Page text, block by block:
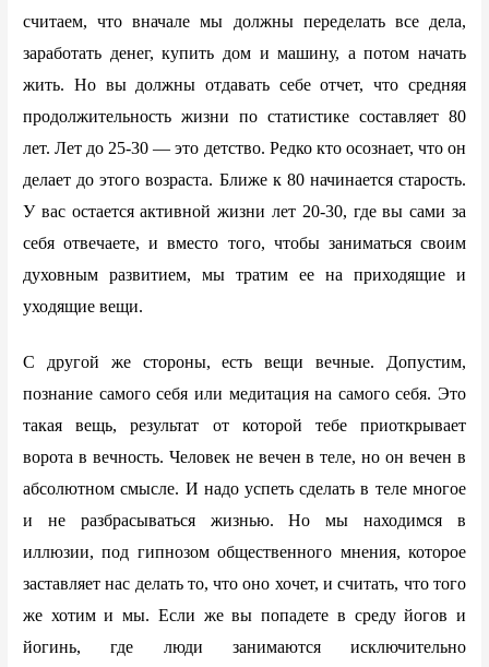
считаем, что вначале мы должны переделать все дела,
заработать денег, купить дом и машину, а потом начать
жить. Но вы должны отдавать себе отчет, что средняя
продолжительность жизни по статистике составляет 80
лет. Лет до 25-30 — это детство. Редко кто осознает, что он
делает до этого возраста. Ближе к 80 начинается старость.
У вас остается активной жизни лет 20-30, где вы сами за
себя отвечаете, и вместо того, чтобы заниматься своим
духовным развитием, мы тратим ее на приходящие и
уходящие вещи.
С другой же стороны, есть вещи вечные. Допустим,
познание самого себя или медитация на самого себя. Это
такая вещь, результат от которой тебе приоткрывает
ворота в вечность. Человек не вечен в теле, но он вечен в
абсолютном смысле. И надо успеть сделать в теле многое
и не разбрасываться жизнью. Но мы находимся в
иллюзии, под гипнозом общественного мнения, которое
заставляет нас делать то, что оно хочет, и считать, что того
же хотим и мы. Если же вы попадете в среду йогов и
йогинь, где люди занимаются исключительно